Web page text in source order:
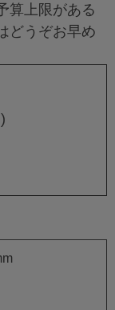
算上限がある
どうぞお早め